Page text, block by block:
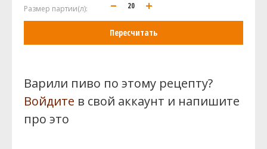
Размер партии(л):
Пересчитать
Варили пиво по этому рецепту?
Войдите в свой аккаунт и напишите
про это